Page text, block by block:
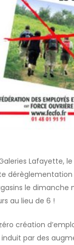
Lafayette, le
le
au lieu de 6 !
création
par des